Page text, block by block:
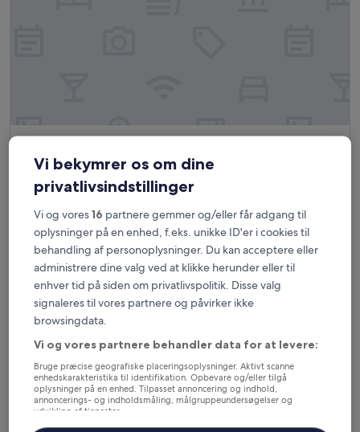
Green Gables Inn
2.5-
stjernet
overnatningssted
2 km fra Cody, WY (COD-Yellowstone Regional)
Fremragende,
(647
anmeldelser)
Prisen
er
918 kr.
918 kr.
inkluderer skatter og gebyrer
4. sep. - 5. sep.
Cody Legacy Inn & Suites
Vi bekymrer os om dine
privatlivsindstillinger
Vi og vores16 partnere gemmer og/eller får adgang til
oplysninger på en enhed, f.eks. unikke ID'er i cookies til
behandling af personoplysninger. Du kan acceptere eller
administrere dine valg ved at klikke herunder eller til
enhver tid på siden om privatlivspolitik. Disse valg
signaleres til vores partnere og påvirker ikke
browsingdata.
Vi og vores partnere behandler data for at levere:
Bruge præcise geografiske placeringsoplysninger. Aktivt scanne
enhedskarakteristika til identifikation. Opbevare og/eller tilgå
oplysninger på en enhed. Tilpasset annoncering og indhold,
annoncerings- og indholdsmåling, målgruppeundersøgelser og
udvikling af tjenester.
Liste over partnere (leverandører)